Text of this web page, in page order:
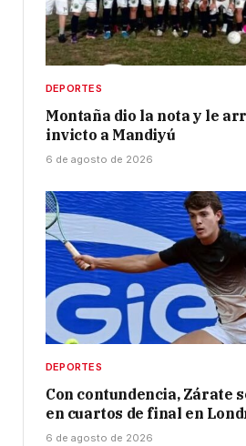
DEPORTES
Montaña dio la nota y le
invicto a Mandiyú
6 de agosto de 2026
DEPORTES
Con contundencia, Zárate
en cuartos de final en
6 de agosto de 2026